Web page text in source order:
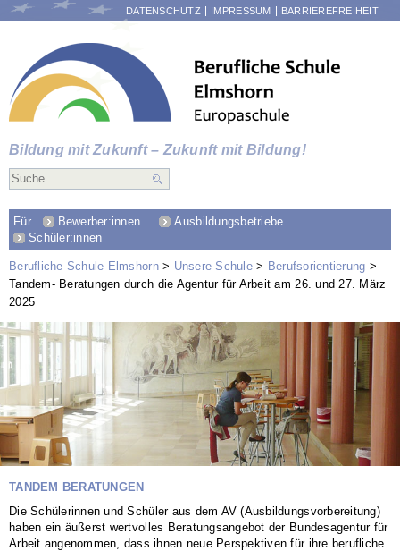
Bildung mit Zukunft – Zukunft mit Bildung!
ÜBERSPRINGEN
DATENSCHUTZ IMPRESSUM BARRIEREFREIHEIT
Für Bewerber:innen
Ausbildungsbetriebe
Schüler:innen
Berufliche Schule Elmshorn Unsere Schule
Berufsorientierung
Tandem- Beratungen durch die Agentur für Arbeit am 26. und 27. März
2025
TANDEM BERATUNGEN
Die Schülerinnen und Schüler aus dem AV (Ausbildungsvorbereitung)
haben ein äußerst wertvolles Beratungsangebot der Bundesagentur für
Arbeit angenommen, dass ihnen neue Perspektiven für ihre berufliche